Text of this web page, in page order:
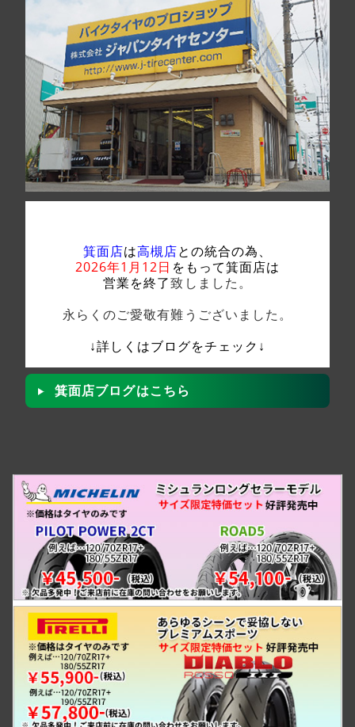
箕面店は高槻店との統合の為、
2026年1月12日 をもって箕面店は
営業を終了致しました。
永らくのご愛敬有難うございました。
↓詳しくはブログをチェック↓
箕面店ブログはこちら